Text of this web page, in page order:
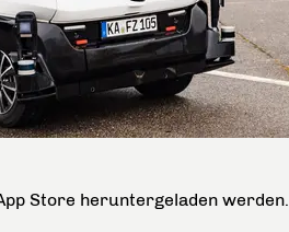
Store heruntergeladen werden.